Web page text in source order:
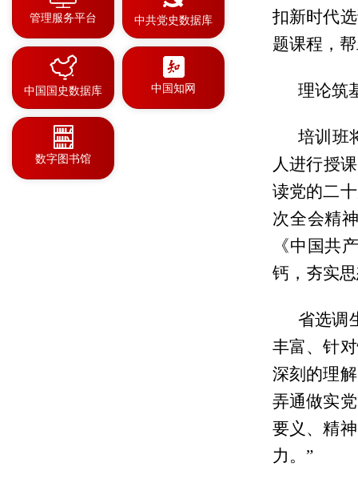
管理服务平台 中共党史数据库
中国国史数据库 中国知网
数字图书馆
扣新时代
题课程，
理论筑
培训班
人进行授
读党的二
次全会精
《中国共
钙，夯实
省选调
丰富、针
深刻的理
弄通做实
要义、精
力。”